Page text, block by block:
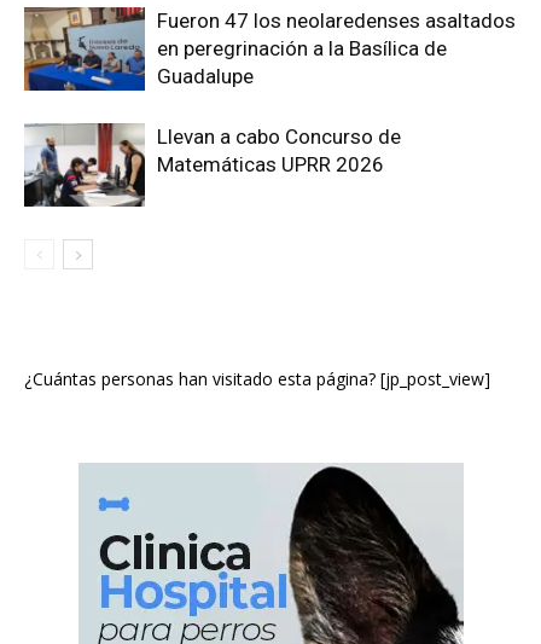
Fueron 47 los neolaredenses asaltados
en peregrinación a la Basílica de
Guadalupe
Llevan a cabo Concurso de
Matemáticas UPRR 2026
¿Cuántas personas han visitado esta página? [jp_post_view]